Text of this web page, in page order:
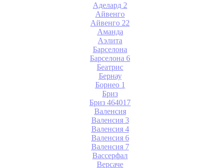
Аделард 2
Айвенго
Айвенго 22
Аманда
Аэлита
Барселона
Барселона 6
Беатрис
Бернау
Борнео 1
Бриз
Бриз 464017
Валенсия
Валенсия 3
Валенсия 4
Валенсия 6
Валенсия 7
Вассерфал
Версаче